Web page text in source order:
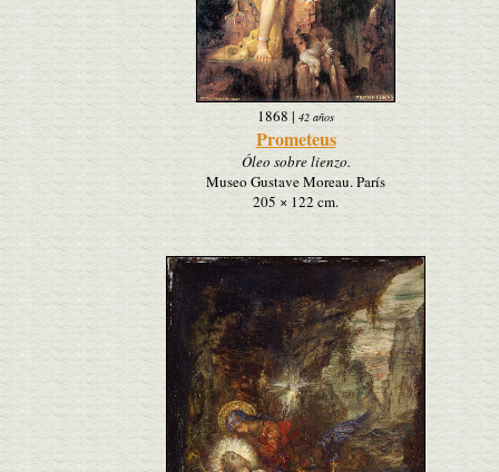
1868 | 42 años
Prometeus
Óleo sobre lienzo.
Museo Gustave Moreau. París
205 × 122 cm.